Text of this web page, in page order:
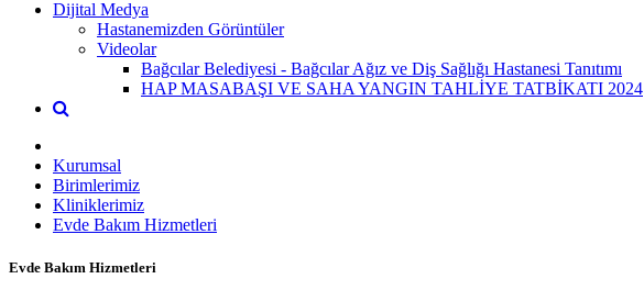
Dijital Medya
Hastanemizden Görüntüler
Videolar
Bağcılar Belediyesi - Bağcılar Ağız ve Diş Sağlığı Hastanesi Tanıtımı
HAP MASABAŞI VE SAHA YANGIN TAHLİYE TATBİKATI 2024
Kurumsal
Birimlerimiz
Kliniklerimiz
Evde Bakım Hizmetleri
Evde Bakım Hizmetleri